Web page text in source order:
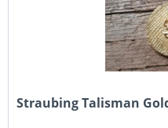
Straubing Talisman